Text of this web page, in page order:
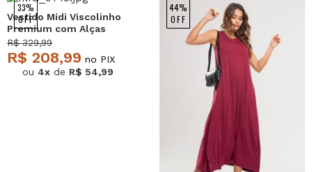
33%
OFF
Vestido Midi Viscolinho
Premium com Alças
Preto Salvatore
R$ 329,99
R$ 208,99 no PIX
ou 4x de R$ 54,99
44%
OFF